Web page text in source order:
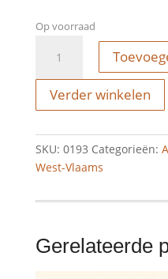
Op voorraad
Nieuwjaarskaart
weerol
nieuwjoar
Verder winkelen
SKU: 0193 Categorieën:
West-Vlaams
Gerelateerde